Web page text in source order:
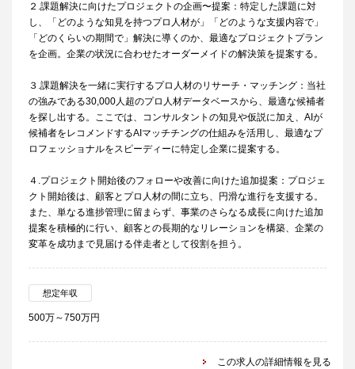
２.課題解決に向けたプロジェクトの企画〜提案：特定した課題に対
し、「どのような知見を持つプロ人材が」「どのような支援内容で」
「どのくらいの期間で」解決に導くのか、最適なプロジェクトプラン
を企画。企業の状況に合わせたオーダーメイドの解決策を提案する。
３.課題解決を一緒に実行するプロ人材のリサーチ・マッチング：当社
の強みである30,000人超のプロ人材データベースから、最適な候補者
を探し出する。ここでは、コンサルタントの知見や仮説に加え、AIが
候補者をレコメンドするAIマッチチングの仕組みを活用し、最適なプ
ロフェッショナルをスピーディーに特定し企業に提案する。
４.プロジェクト開始後のフォローや改善に向けた追加提案：プロジェ
クト開始後は、顧客とプロ人材の間に立ち、円滑な進行を支援する。
また、単なる進捗管理に留まらず、事業のさらなる成長に向けた追加
提案を積極的に行い、顧客との長期的なリレーションを構築、企業の
変革を成功まで見届ける伴走者として役割を担う。
想定年収
500万～750万円
この求人の詳細情報を見る